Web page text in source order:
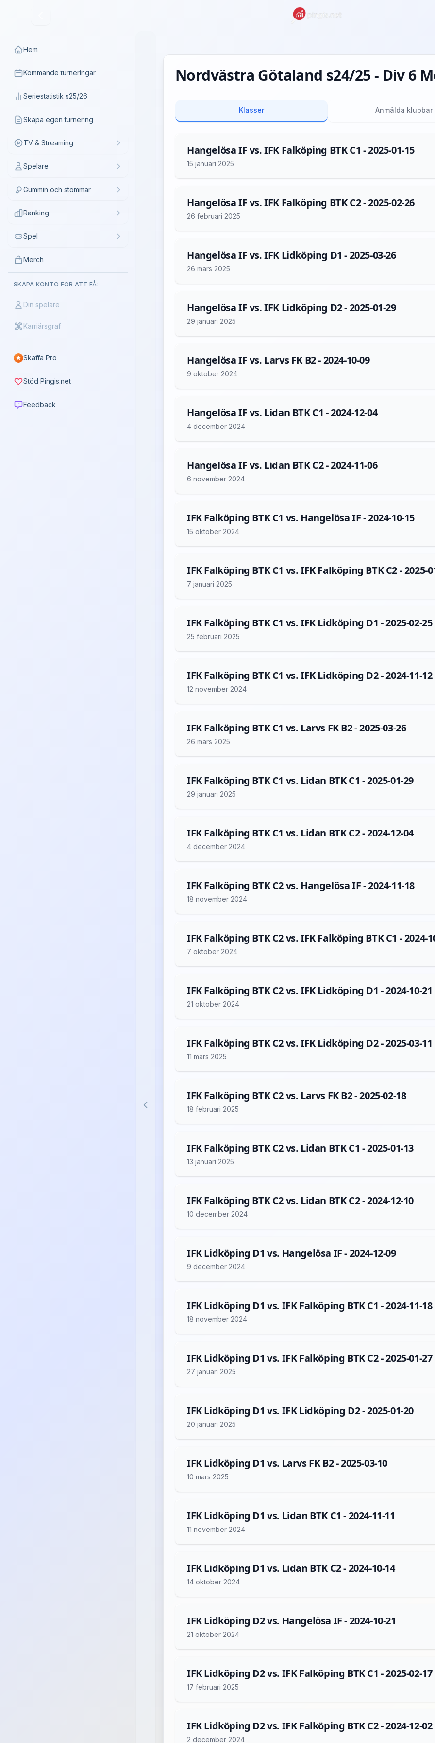
Hem
Kommande turneringar
Seriestatistik s25/26
Skapa egen turnering
TV & Streaming
Spelare
Gummin och stommar
Ranking
Spel
Merch
SKAPA KONTO FÖR ATT FÅ:
Din spelare
Karriärsgraf
Skaffa Pro
Stöd Pingis.net
Feedback
Nordvästra Götaland s24/25 - Div 6
Klasser Anmälda klubbar
Hangelösa IF vs. IFK Falköping BTK C1 - 2025-01-15
15 januari 2025
Hangelösa IF vs. IFK Falköping BTK C2 - 2025-02-26
26 februari 2025
Hangelösa IF vs. IFK Lidköping D1 - 2025-03-26
26 mars 2025
Hangelösa IF vs. IFK Lidköping D2 - 2025-01-29
29 januari 2025
Hangelösa IF vs. Larvs FK B2 - 2024-10-09
9 oktober 2024
Hangelösa IF vs. Lidan BTK C1 - 2024-12-04
4 december 2024
Hangelösa IF vs. Lidan BTK C2 - 2024-11-06
6 november 2024
IFK Falköping BTK C1 vs. Hangelösa IF - 2024-10-15
15 oktober 2024
IFK Falköping BTK C1 vs. IFK Falköping BTK C2 - 2025-
7 januari 2025
IFK Falköping BTK C1 vs. IFK Lidköping D1 - 2025-02-25
25 februari 2025
IFK Falköping BTK C1 vs. IFK Lidköping D2 - 2024-11-12
12 november 2024
IFK Falköping BTK C1 vs. Larvs FK B2 - 2025-03-26
26 mars 2025
IFK Falköping BTK C1 vs. Lidan BTK C1 - 2025-01-29
29 januari 2025
IFK Falköping BTK C1 vs. Lidan BTK C2 - 2024-12-04
4 december 2024
IFK Falköping BTK C2 vs. Hangelösa IF - 2024-11-18
18 november 2024
IFK Falköping BTK C2 vs. IFK Falköping BTK C1 - 2024-
7 oktober 2024
IFK Falköping BTK C2 vs. IFK Lidköping D1 - 2024-10-21
21 oktober 2024
IFK Falköping BTK C2 vs. IFK Lidköping D2 - 2025-03-11
11 mars 2025
IFK Falköping BTK C2 vs. Larvs FK B2 - 2025-02-18
18 februari 2025
IFK Falköping BTK C2 vs. Lidan BTK C1 - 2025-01-13
13 januari 2025
IFK Falköping BTK C2 vs. Lidan BTK C2 - 2024-12-10
10 december 2024
IFK Lidköping D1 vs. Hangelösa IF - 2024-12-09
9 december 2024
IFK Lidköping D1 vs. IFK Falköping BTK C1 - 2024-11-18
18 november 2024
IFK Lidköping D1 vs. IFK Falköping BTK C2 - 2025-01-27
27 januari 2025
IFK Lidköping D1 vs. IFK Lidköping D2 - 2025-01-20
20 januari 2025
IFK Lidköping D1 vs. Larvs FK B2 - 2025-03-10
10 mars 2025
IFK Lidköping D1 vs. Lidan BTK C1 - 2024-11-11
11 november 2024
IFK Lidköping D1 vs. Lidan BTK C2 - 2024-10-14
14 oktober 2024
IFK Lidköping D2 vs. Hangelösa IF - 2024-10-21
21 oktober 2024
IFK Lidköping D2 vs. IFK Falköping BTK C1 - 2025-02-17
17 februari 2025
IFK Lidköping D2 vs. IFK Falköping BTK C2 - 2024-12-02
2 december 2024